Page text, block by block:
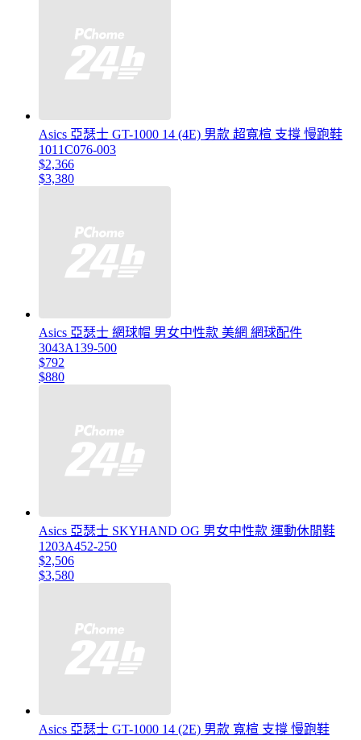
Asics 亞瑟士 GT-1000 14 (4E) 男款 超寬楦 支撐 慢跑鞋
1011C076-003
$2,366
$3,380
Asics 亞瑟士 網球帽 男女中性款 美網 網球配件
3043A139-500
$792
$880
Asics 亞瑟士 SKYHAND OG 男女中性款 運動休閒鞋
1203A452-250
$2,506
$3,580
Asics 亞瑟士 GT-1000 14 (2E) 男款 寬楦 支撐 慢跑鞋